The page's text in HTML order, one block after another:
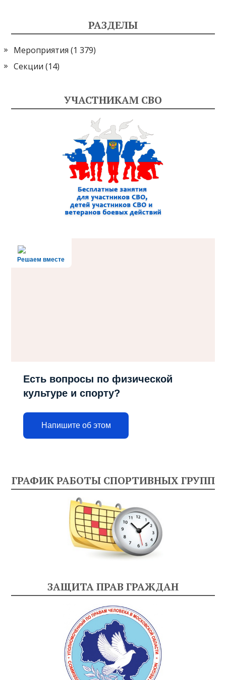
РАЗДЕЛЫ
Мероприятия (1 379)
Секции (14)
УЧАСТНИКАМ СВО
Решаем вместе
Есть вопросы по физической
культуре и спорту?
Напишите об этом
ГРАФИК РАБОТЫ СПОРТИВНЫХ ГРУПП
ЗАЩИТА ПРАВ ГРАЖДАН